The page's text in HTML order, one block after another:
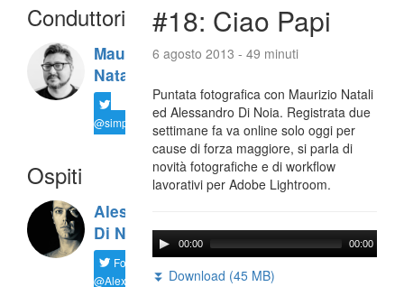
Conduttori
Maurizio
Natali
@simplemal
Ospiti
Alessandro
Di Noia
Follow
@AlexD75
#18: Ciao Papi
6 agosto 2013 - 49 minuti
Puntata fotografica con Maurizio Natali
ed Alessandro Di Noia. Registrata due
settimane fa va online solo oggi per
cause di forza maggiore, si parla di
novità fotografiche e di workflow
lavorativi per Adobe Lightroom.
00:00 00:00
⏬ Download (45 MB)